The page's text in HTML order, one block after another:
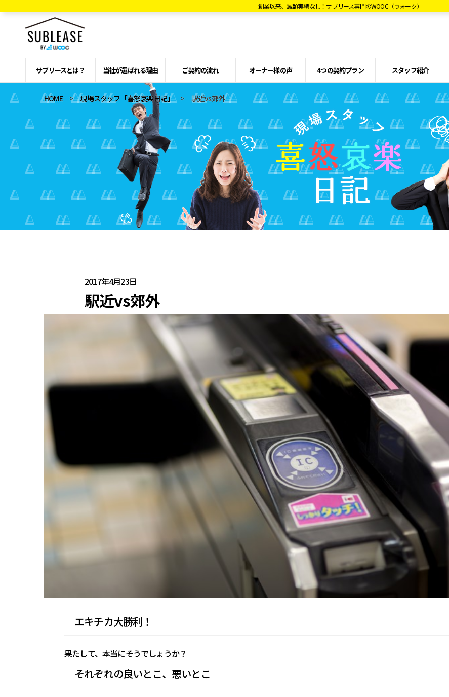
創業以来、減額実績なし！サブリース専門のWOOC（ウォーク）
サブリースとは？ 当社が選ばれる理由 ご契約の流れ オーナー様の声 4つの契約プラン スタッフ紹介
HOME>現場スタッフ「喜怒哀楽日記」> 駅近vs郊外
2017年4月23日
駅近vs郊外
エキチカ大勝利！
果たして、本当にそうでしょうか？
それぞれの良いとこ、悪いとこ